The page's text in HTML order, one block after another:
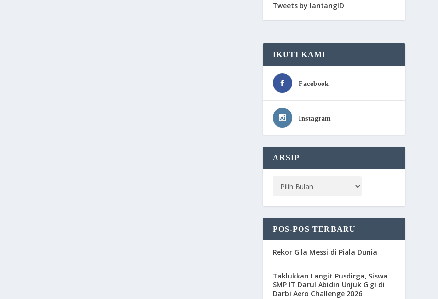
Tweets by lantangID
IKUTI KAMI
Facebook
Instagram
ARSIP
POS-POS TERBARU
Rekor Gila Messi di Piala Dunia
Taklukkan Langit Pusdirga, Siswa
SMP IT Darul Abidin Unjuk Gigi di
Darbi Aero Challenge 2026